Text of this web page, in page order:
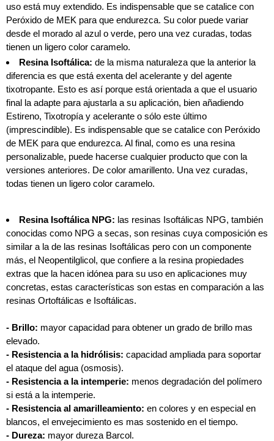
uso está muy extendido. Es indispensable que se catalice con
Peróxido de MEK para que endurezca. Su color puede variar
desde el morado al azul o verde, pero una vez curadas, todas
tienen un ligero color caramelo.
Resina Isoftálica: de la misma naturaleza que la anterior la
diferencia es que está exenta del acelerante y del agente
tixotropante. Esto es así porque está orientada a que el usuario
final la adapte para ajustarla a su aplicación, bien añadiendo
Estireno, Tixotropía y acelerante o sólo este último
(imprescindible). Es indispensable que se catalice con Peróxido
de MEK para que endurezca. Al final, como es una resina
personalizable, puede hacerse cualquier producto que con la
versiones anteriores. De color amarillento. Una vez curadas,
todas tienen un ligero color caramelo.
Resina Isoftálica NPG: las resinas Isoftálicas NPG, también
conocidas como NPG a secas, son resinas cuya composición es
similar a la de las resinas Isoftálicas pero con un componente
más, el Neopentilglicol, que confiere a la resina propiedades
extras que la hacen idónea para su uso en aplicaciones muy
concretas, estas características son estas en comparación a las
resinas Ortoftálicas e Isoftálicas.
- Brillo: mayor capacidad para obtener un grado de brillo mas
elevado.
- Resistencia a la hidrólisis: capacidad ampliada para soportar
el ataque del agua (osmosis).
- Resistencia a la intemperie: menos degradación del polímero
si está a la intemperie.
- Resistencia al amarilleamiento: en colores y en especial en
blancos, el envejecimiento es mas sostenido en el tiempo.
- Dureza: mayor dureza Barcol.